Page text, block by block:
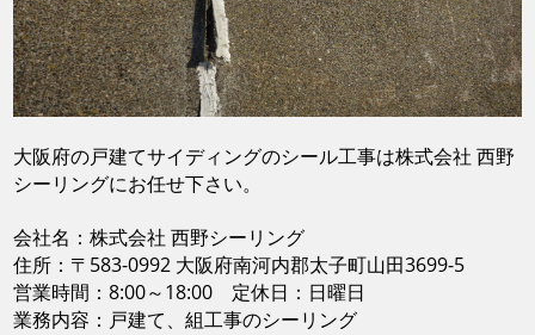
大阪府の戸建てサイディングのシール工事は株式会社 西野
シーリングにお任せ下さい。
会社名：株式会社 西野シーリング
住所：〒583-0992 大阪府南河内郡太子町山田3699-5
営業時間：8:00～18:00 定休日：日曜日
業務内容：戸建て、組工事のシーリング